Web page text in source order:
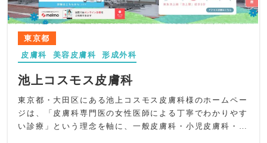
イトとなっています。
なグレーテクスチャを載せて、皮膚科としての清潔感と上
品さを両立させました。
コンテンツ面では、一般皮膚科（保険診療）と美容皮膚科
（自由診療）をしっかり分けて整理し、ユーザーが迷わず
進めるよう明確な構成を採用。LINE公式アカウントや
すい環境を整えています。
UI/UX面では、WEB予約・WEB問診・スタッフ募集をサイ
ドタブで固定し、どのページからでもスムーズにアクセス
できる導線を確保。スマートフォン表示でも視認性と操作
東京都
皮膚科
美容皮膚科 形成外科
池上コスモス皮膚科
東京都・大田区にある池上コスモス皮膚科様のホームペー
ジは、「皮膚科専門医の女性医師による丁寧でわかりやす
い診療」という理念を軸に、一般皮膚科・小児皮膚科・美